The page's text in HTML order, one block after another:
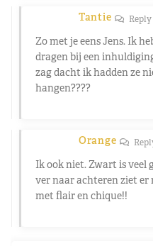
Tantie
Zo met je eens Jens. Ik
dragen bij een
zag dacht ik hadden ze
hangen????
Orange
Ik ook niet. Zwart is veel
ver naar achteren ziet
met flair en chique!!